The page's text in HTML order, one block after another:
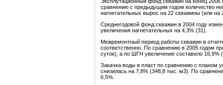
сравнению с предыдущим годом количество
нагнетательных вырос на 22 скважины (или на
Среднегодовой фонд скважин в 2004 году
увеличения нагнетательных на 4,3% (31).
Межремонтный период работы скважин в
соответственно. По сравнению в 2005 годом
суток), а по ШГН увеличение составило 16,9%
Закачка воды в пласт по сравнению с планом
снизилась на 7,8% (348,8 тыс. м3). По
6,5%.